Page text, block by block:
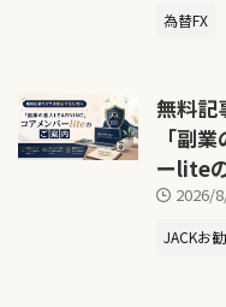
為替FX
無料記
「副
ーlite
2026/
JACKお